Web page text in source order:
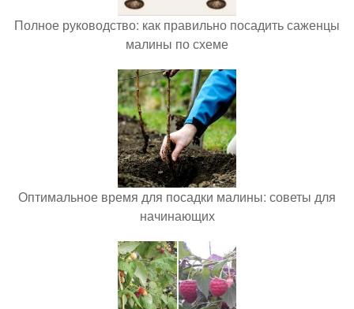
Полное руководство: как правильно посадить саженцы
малины по схеме
Оптимальное время для посадки малины: советы для
начинающих